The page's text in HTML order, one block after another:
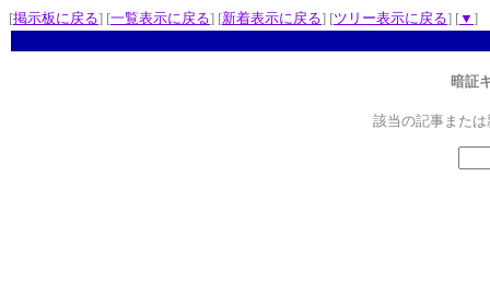
[掲示板に戻る] [一覧表示に戻る] [新着表示に戻る] [ツリー表示に戻る] [▼ ]
暗証
該当の記事また